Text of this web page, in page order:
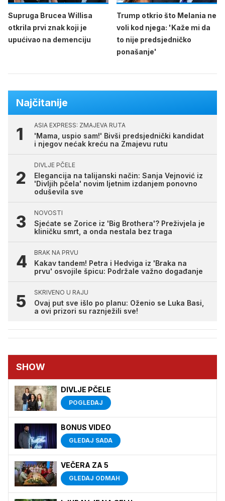
Supruga Brucea Willisa
otkrila prvi znak koji je
upućivao na demenciju
Trump otkrio što Melania ne
voli kod njega: 'Kaže mi da
to nije predsjedničko
ponašanje'
Najčitanije
ASIA EXPRESS: ZMAJEVA RUTA
'Mama, uspio sam!' Bivši predsjednički kandidat
i njegov nećak kreću na Zmajevu rutu
DIVLJE PČELE
Elegancija na talijanski način: Sanja Vejnović iz
'Divljih pčela' novim ljetnim izdanjem ponovno
oduševila sve
NOVOSTI
Sjećate se Zorice iz 'Big Brothera'? Preživjela je
kliničku smrt, a onda nestala bez traga
BRAK NA PRVU
Kakav tandem! Petra i Hedviga iz 'Braka na
prvu' osvojile špicu: Podržale važno događanje
SKRIVENO U RAJU
Ovaj put sve išlo po planu: Oženio se Luka Basi,
a ovi prizori su raznježili sve!
SHOW
DIVLJE PČELE
POGLEDAJ
BONUS VIDEO
GLEDAJ SADA
VEČERA ZA 5
GLEDAJ ODMAH